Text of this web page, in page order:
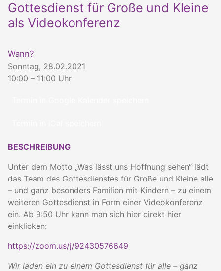
Gottesdienst für Große und Kleine
als Videokonferenz
Wann?
Sonntag, 28.02.2021
10:00 – 11:00 Uhr
BESCHREIBUNG
Unter dem Motto „Was lässt uns Hoffnung sehen“ lädt
das Team des Gottesdienstes für Große und Kleine alle
– und ganz besonders Familien mit Kindern – zu einem
weiteren Gottesdienst in Form einer Videokonferenz
ein. Ab 9:50 Uhr kann man sich hier direkt hier
einklicken:
https://zoom.us/j/92430576649
Wir laden ein zu einem Gottesdienst für alle – ganz